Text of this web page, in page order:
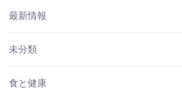
最新情報
未分類
食と健康